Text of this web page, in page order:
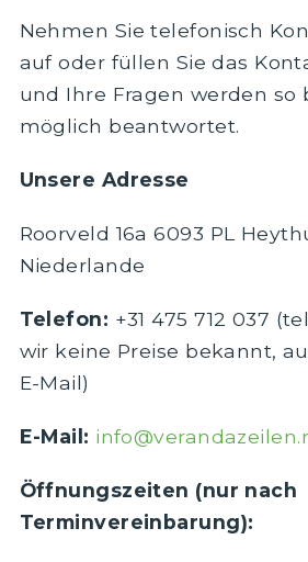
Nehmen Sie telefonisch
auf oder füllen Sie das
und Ihre Fragen werden so
möglich beantwortet.
Unsere Adresse
Roorveld 16a 6093 PL
Niederlande
Telefon: +31 475 712 037
wir keine Preise bekannt,
E-Mail)
E-Mail:
Öffnungszeiten (nur nach
Terminvereinbarung):